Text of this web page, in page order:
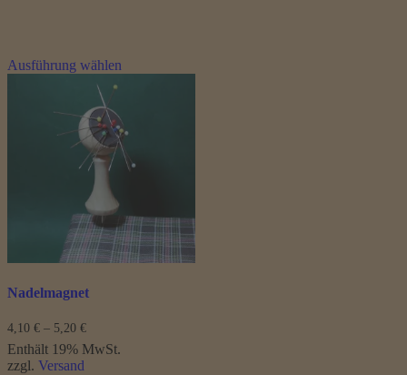
Ausführung wählenProdukt
auf.
Die
Optionen
der
Produktseite
gewählt
werden
Nadelmagnet
4,10 € – 5,20 €Preisspanne:
4,10 €
bis
Enthält 19% MwSt.
zzgl. Versand